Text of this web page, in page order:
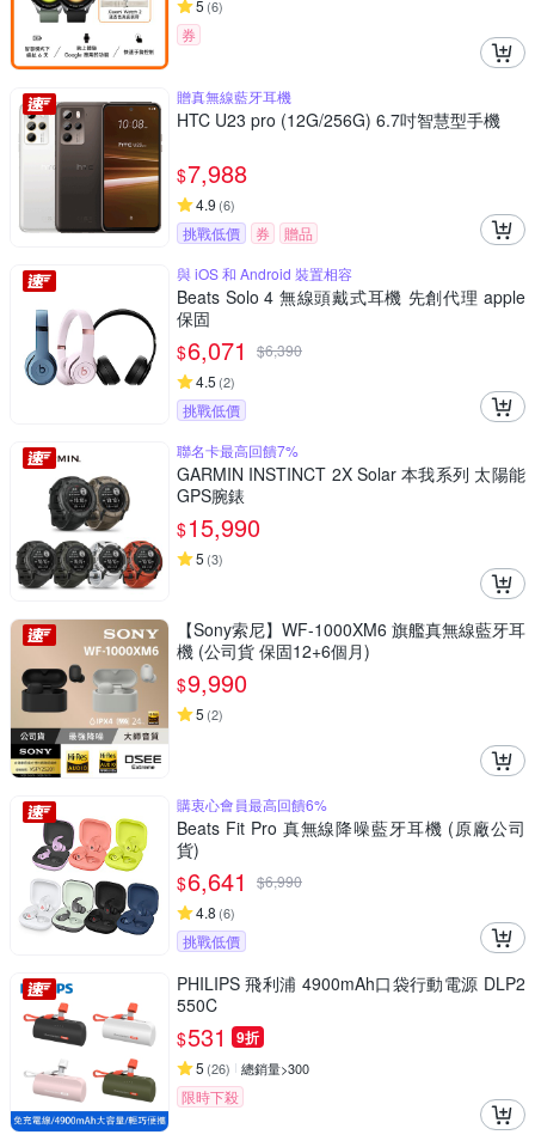
5 (6)
券
贈真無線藍牙耳機
HTC U23 pro (12G/256G) 6.7吋智慧型手機
$7,988
4.9 (6)
挑戰低價 券
贈品
與 iOS 和 Android 裝置相容
Beats Solo 4 無線頭戴式耳機 先創代理 apple
保固
$6,071 $6,390
4.5 (2)
挑戰低價
聯名卡最高回饋7%
GARMIN INSTINCT 2X Solar 本我系列 太陽能
GPS腕錶
$15,990
5 (3)
【Sony索尼】WF-1000XM6 旗艦真無線藍牙耳
機 (公司貨 保固12+6個月)
$9,990
5 (2)
購衷心會員最高回饋6%
Beats Fit Pro 真無線降噪藍牙耳機 (原廠公司
貨)
$6,641 $6,990
4.8 (6)
挑戰低價
PHILIPS 飛利浦 4900mAh口袋行動電源 DLP2
550C
$531 9折
5 (26) 總銷量>300
限時下殺